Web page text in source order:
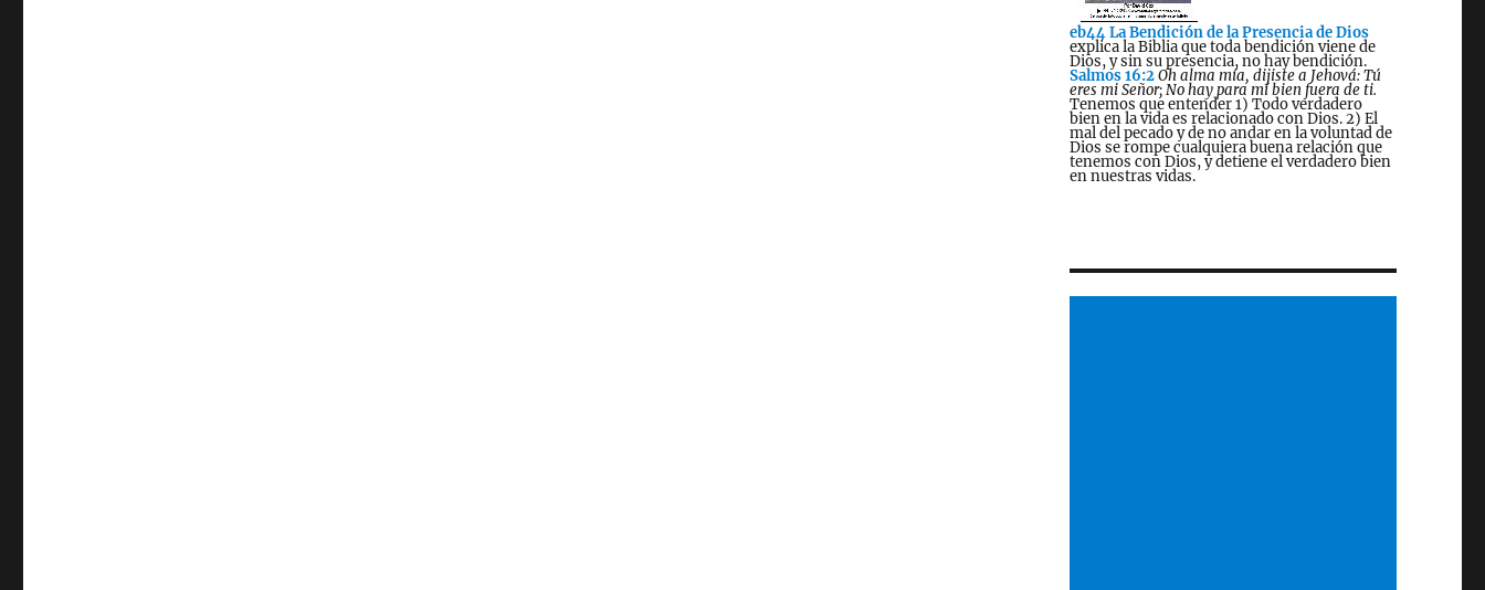
eb44 La Bendición de la Presencia de Dios
explica la Biblia que toda bendición viene de
Dios, y sin su presencia, no hay bendición.
Salmos 16:2Oh alma mía, dijiste a Jehová: Tú
eres mi Señor; No hay para mí bien fuera de ti.
Tenemos que entender 1) Todo verdadero
bien en la vida es relacionado con Dios. 2) El
mal del pecado y de no andar en la voluntad de
Dios se rompe cualquiera buena relación que
tenemos con Dios, y detiene el verdadero bien
en nuestras vidas.